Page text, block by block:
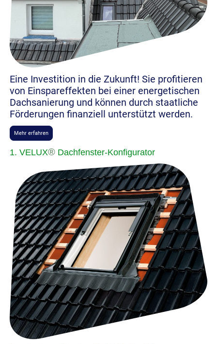
Eine Investition in die Zukunft! Sie profitieren
von Einspareffekten bei einer energetischen
Dachsanierung und können durch staatliche
Förderungen finanziell unterstützt werden.
Mehr erfahren
1. VELUX® Dachfenster-Konfigurator